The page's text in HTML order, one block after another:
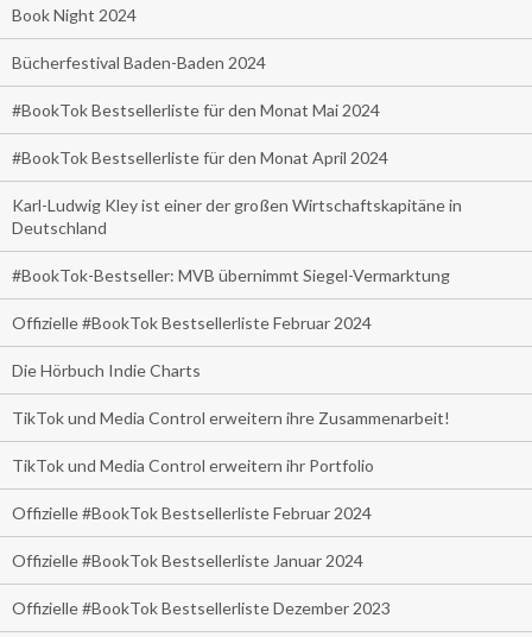
Book Night 2024
Bücherfestival Baden-Baden 2024
#BookTok Bestsellerliste für den Monat Mai 2024
#BookTok Bestsellerliste für den Monat April 2024
Karl-Ludwig Kley ist einer der großen Wirtschaftskapitäne in
Deutschland
#BookTok-Bestseller: MVB übernimmt Siegel-Vermarktung
Offizielle #BookTok Bestsellerliste Februar 2024
Die Hörbuch Indie Charts
TikTok und Media Control erweitern ihre Zusammenarbeit!
TikTok und Media Control erweitern ihr Portfolio
Offizielle #BookTok Bestsellerliste Februar 2024
Offizielle #BookTok Bestsellerliste Januar 2024
Offizielle #BookTok Bestsellerliste Dezember 2023